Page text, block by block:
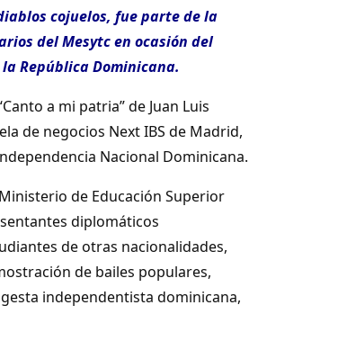
cojuelos, fue parte de la
del Mesytc en ocasión del
República Dominicana.
a mi patria” de Juan Luis
de negocios Next IBS de Madrid,
Nacional Dominicana.
de Educación Superior
diplomáticos
de otras nacionalidades,
de bailes populares,
independentista dominicana,